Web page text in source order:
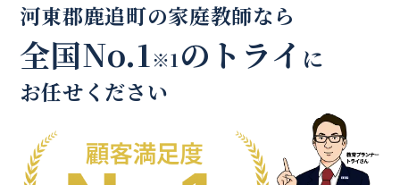
河東郡鹿追町の家庭教師なら
全国No.1※1のトライ に
お任せください